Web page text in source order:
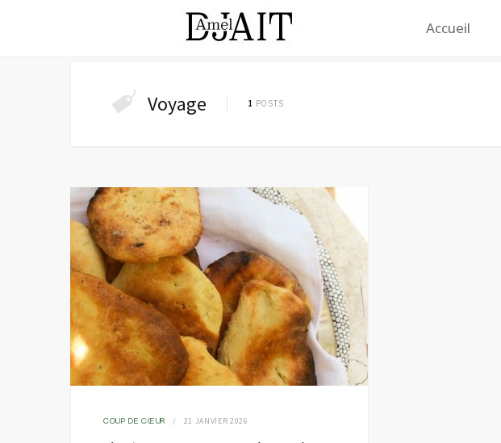
Accueil
Voyage 1 POSTS
COUP DE CŒUR 21 JANVIER 2026